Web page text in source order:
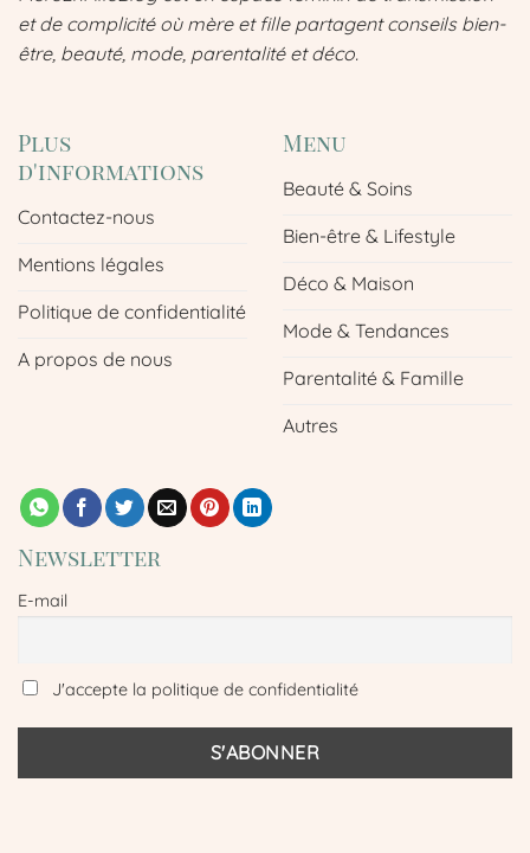
et de complicité où mère et fille partagent conseils bien-
être, beauté, mode, parentalité et déco.
Plus
d'informations
Contactez-nous
Mentions légales
Politique de confidentialité
A propos de nous
Menu
Beauté & Soins
Bien-être & Lifestyle
Déco & Maison
Mode & Tendances
Parentalité & Famille
Autres
Newsletter
E-mail
J'accepte la politique de confidentialité